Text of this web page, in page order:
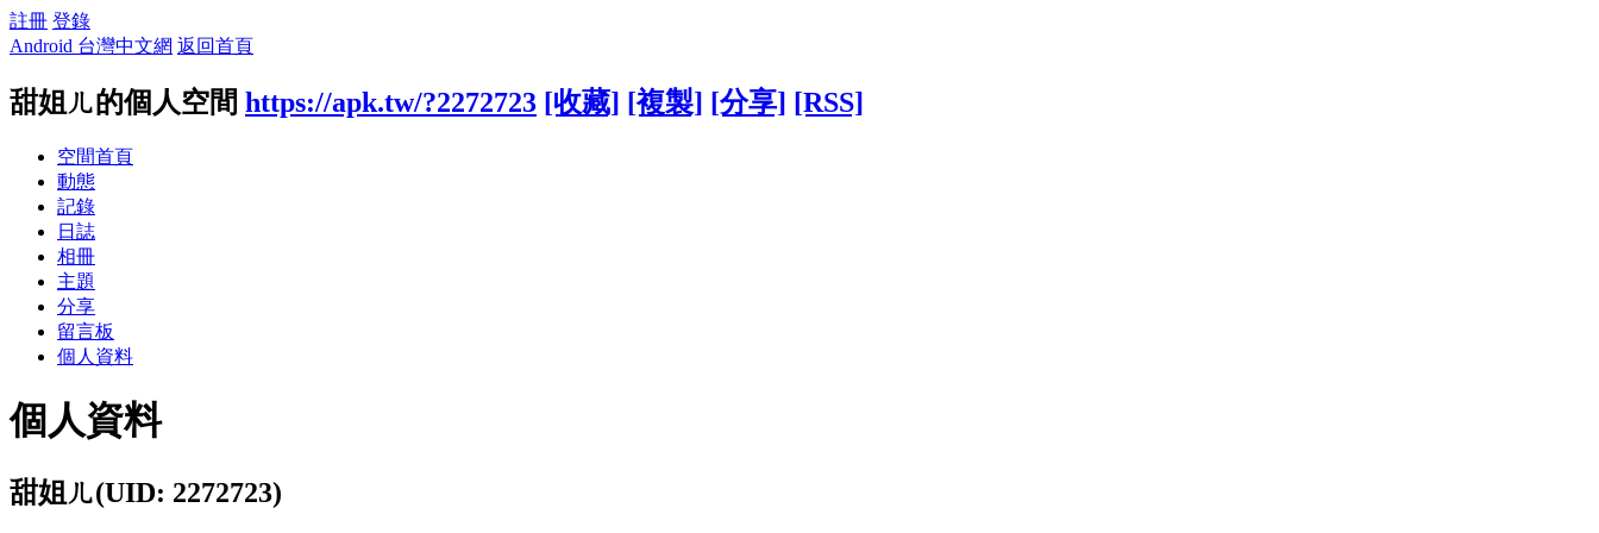
註冊 登錄
Android 台灣中文網 返回首頁
甜姐ㄦ的個人空間 https://apk.tw/?2272723 [收藏] [複製] [分享] [RSS]
空間首頁
動態
記錄
日誌
相冊
主題
分享
留言板
個人資料
個人資料
甜姐ㄦ(UID: 2272723)